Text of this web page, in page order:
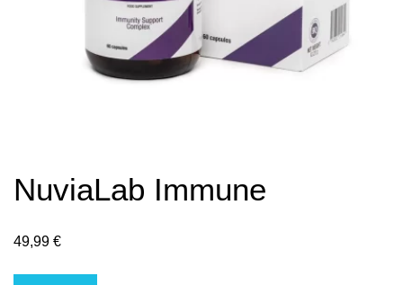
NuviaLab Immune
49,99 €